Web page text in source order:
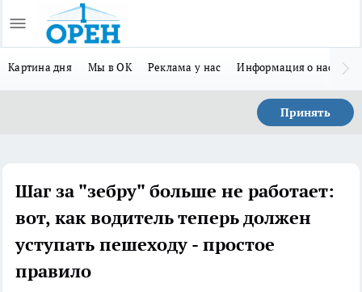
Картина дня Мы в ОК Реклама у нас Информация о нас
Принять
Шаг за "зебру" больше не работает:
вот, как водитель теперь должен
уступать пешеходу - простое
правило